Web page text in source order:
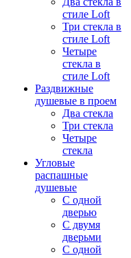
стиле Loft
Три стекла в
стиле Loft
Четыре
стекла в
стиле Loft
Раздвижные
душевые в проем
Два стекла
Три стекла
Четыре
стекла
Угловые
распашные
душевые
С одной
дверью
С двумя
дверьми
С одной